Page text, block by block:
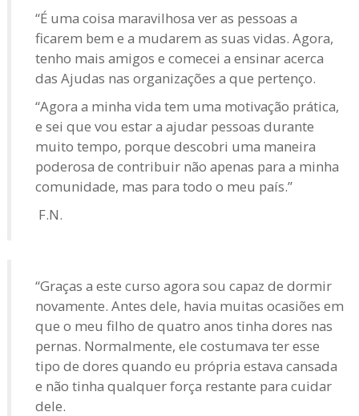
“É uma coisa maravilhosa ver as pessoas a
ficarem bem e a mudarem as suas vidas. Agora,
tenho mais amigos e comecei a ensinar acerca
das Ajudas nas organizações a que pertenço.
“Agora a minha vida tem uma motivação prática,
e sei que vou estar a ajudar pessoas durante
muito tempo, porque descobri uma maneira
poderosa de contribuir não apenas para a minha
comunidade, mas para todo o meu país.”
F.N.
“Graças a este curso agora sou capaz de dormir
novamente. Antes dele, havia muitas ocasiões em
que o meu filho de quatro anos tinha dores nas
pernas. Normalmente, ele costumava ter esse
tipo de dores quando eu própria estava cansada
e não tinha qualquer força restante para cuidar
dele.